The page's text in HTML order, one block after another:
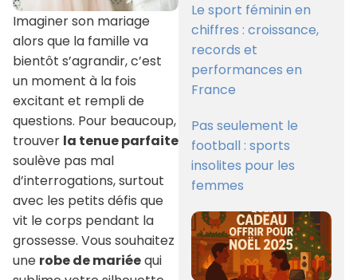
Imaginer son mariage
alors que la famille va
bientôt s’agrandir, c’est
un moment à la fois
excitant et rempli de
questions. Pour beaucoup,
trouver la tenue parfaite
soulève pas mal
d’interrogations, surtout
avec les petits défis que
vit le corps pendant la
grossesse. Vous souhaitez
une robe de mariéequi
Le sport féminin en
chiffres : croissance,
records et
performances en
France
Pas seulement le
football : sports
insolites pour les
femmes